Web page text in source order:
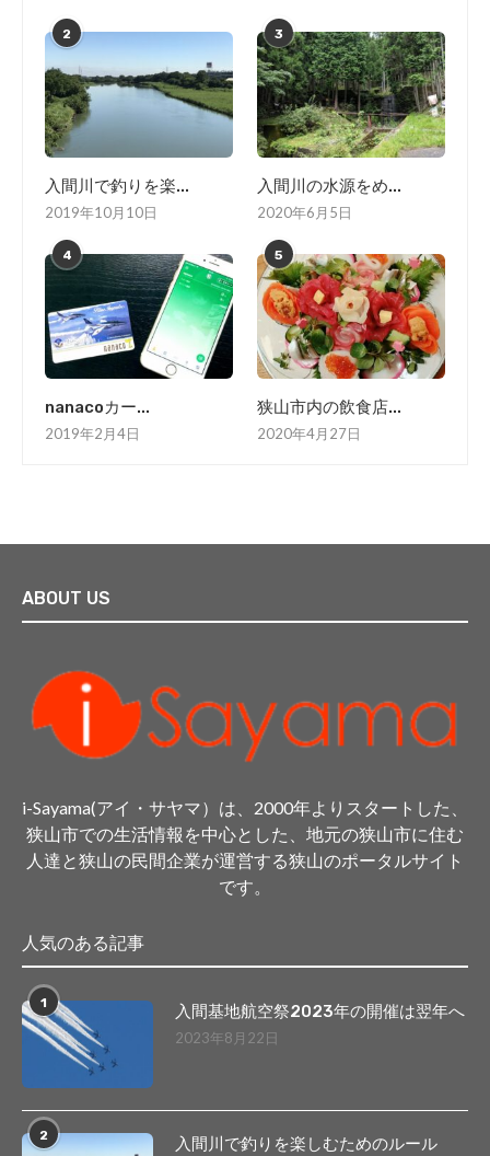
2
入間川で釣りを楽...
2019年10月10日
3
入間川の水源をめ...
2020年6月5日
4
nanacoカー...
2019年2月4日
5
狭山市内の飲食店...
2020年4月27日
ABOUT US
i-Sayama(アイ・サヤマ）は、2000年よりスタートした、
狭山市での生活情報を中心とした、地元の狭山市に住む
人達と狭山の民間企業が運営する狭山のポータルサイト
です。
人気のある記事
1 入間基地航空祭2023年の開催は翌年へ
2023年8月22日
2 入間川で釣りを楽しむためのルール